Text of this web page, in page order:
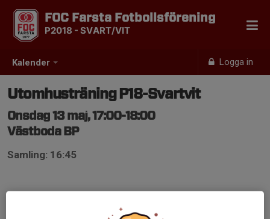
Kalender Logga in
FOC Farsta Fotbollsförening
P2018 - SVART/VIT
Utomhusträning P18-Svartvit
Onsdag 13 maj, 17:00-18:00
Västboda BP
Samling: 16:45